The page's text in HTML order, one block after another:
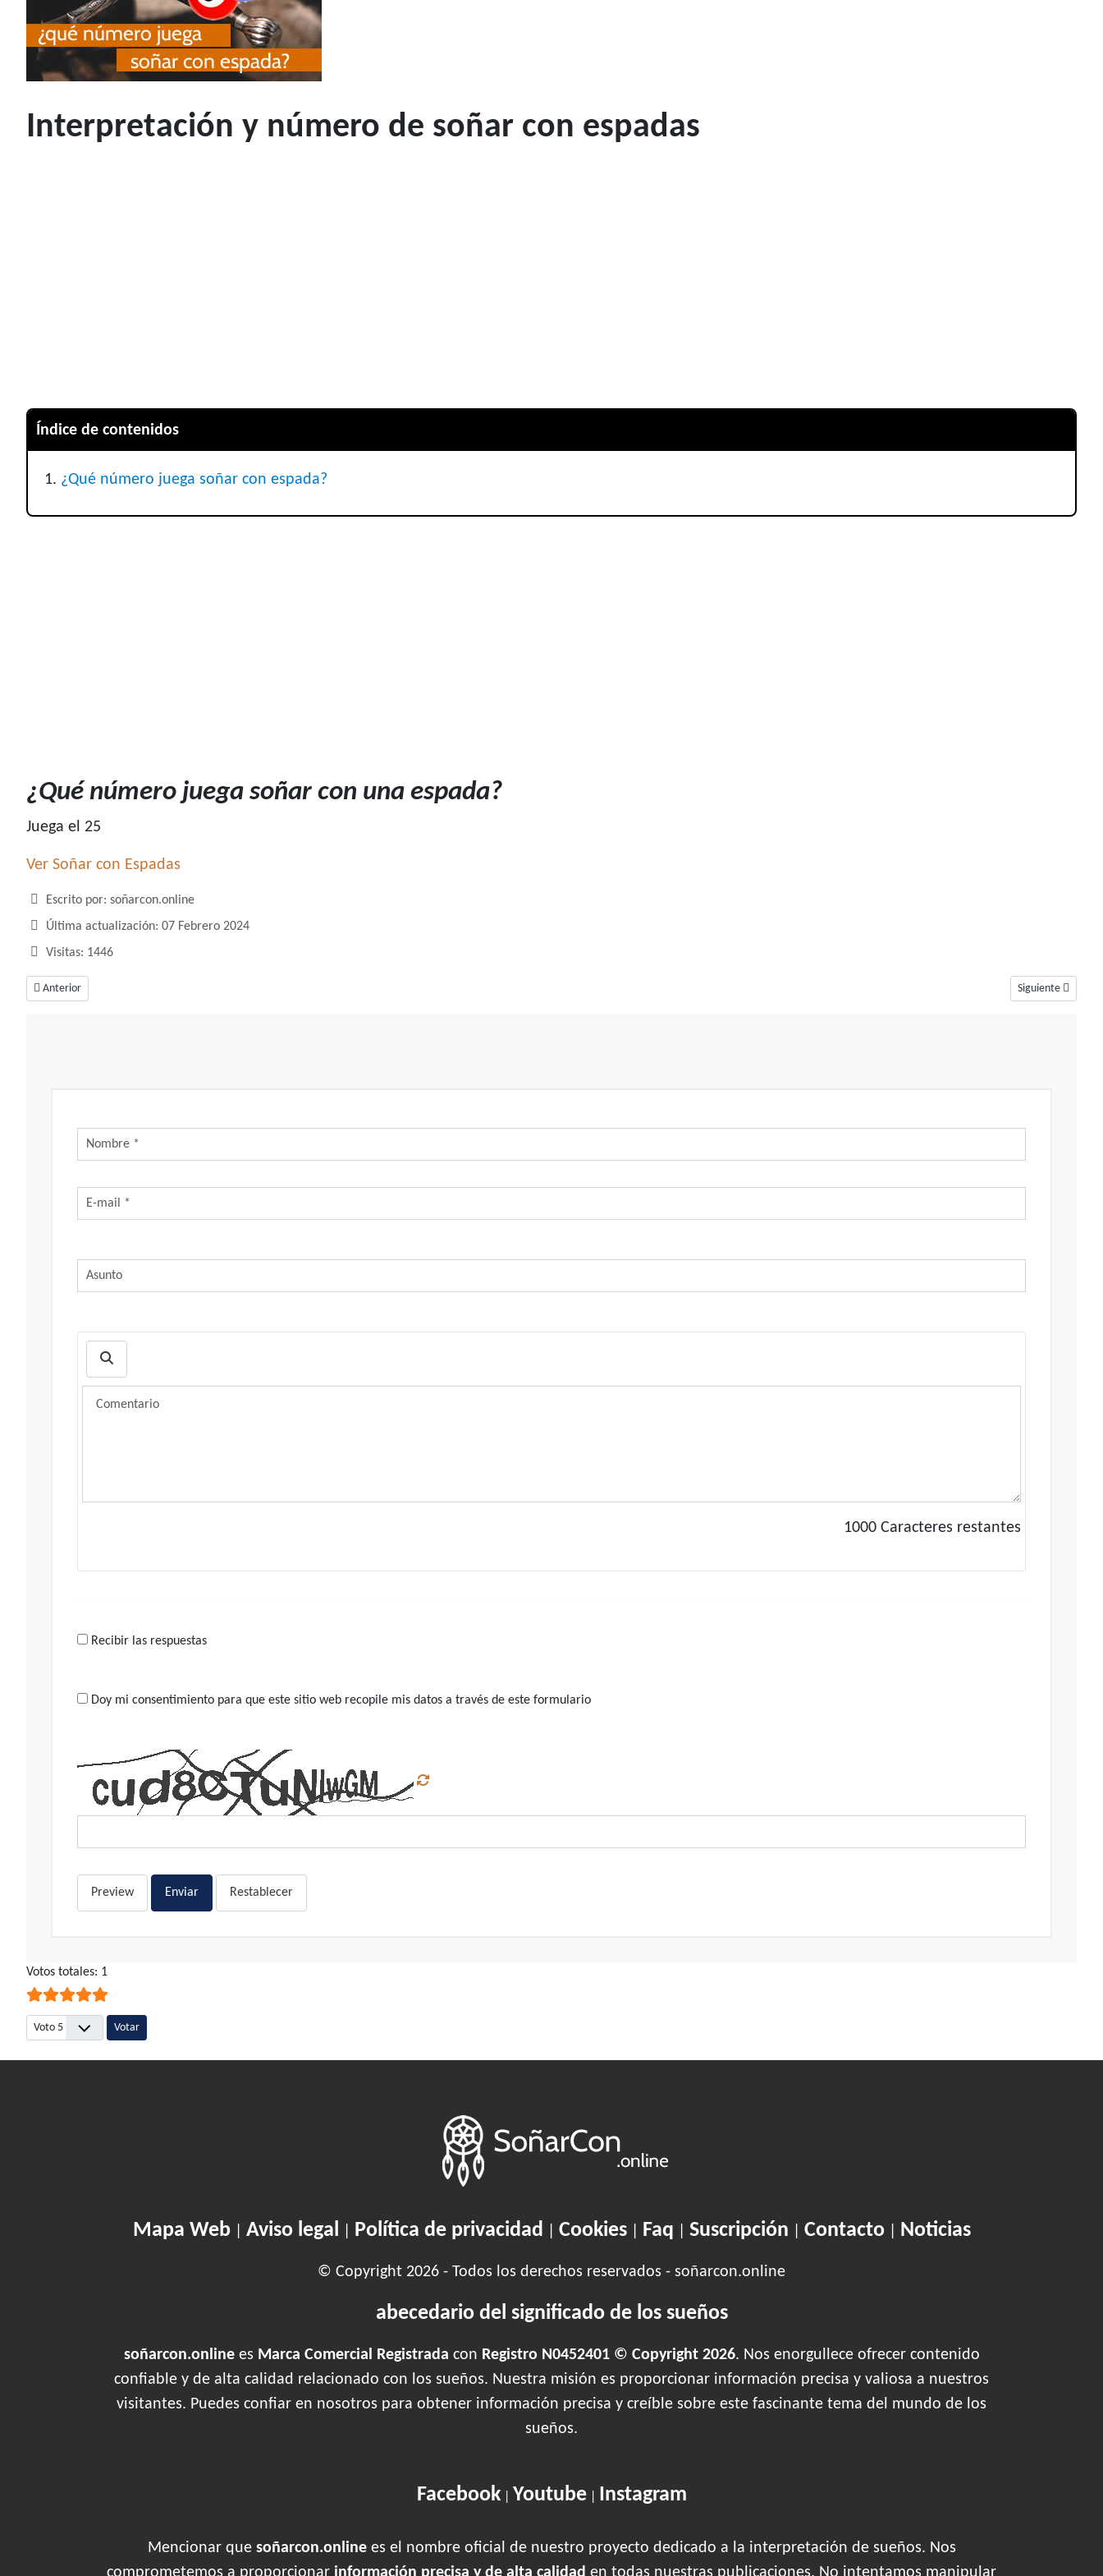
Interpretación y número de soñar con espadas
Índice de contenidos
¿Qué número juega soñar con espada?
¿Qué número juega soñar con una espada?
Juega el 25
Ver Soñar con Espadas
Detalles
Escrito por: soñarcon.online
Última actualización: 07 Febrero 2024
Visitas: 1446
Artículo anterior: ¿Qué número juega soñar con escarabajos?
Anterior Artículo siguiente:
Siguiente
1000 Caracteres restantes
Recibir las respuestas
Doy mi consentimiento para que este sitio web recopile mis datos a través de este formulario
Preview Enviar Restablecer
Ratio:5/5
Votos totales: 1
Por favor, vote
Mapa Web| Aviso legal Política de privacidad Cookies| Faq Suscripción Contacto| Noticias
© Copyright 2026 - Todos los derechos reservados - soñarcon.online
abecedario del significado de los sueños
soñarcon.onlinees Marca Comercial Registrada con Registro N0452401 © Copyright 2026. Nos enorgullece ofrecer contenido
confiable y de alta calidad relacionado con los sueños. Nuestra misión es proporcionar información precisa y valiosa a nuestros
visitantes. Puedes confiar en nosotros para obtener información precisa y creíble sobre este fascinante tema del mundo de los
sueños.
Facebook| Youtube| Instagram
Mencionar que soñarcon.onlinees el nombre oficial de nuestro proyecto dedicado a la interpretación de sueños. Nos
comprometemos a proporcionar información precisa y de alta calidad en todas nuestras publicaciones. No intentamos manipular